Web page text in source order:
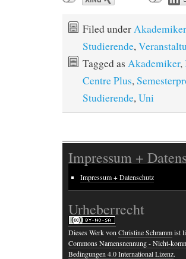
Filed underAkademiker
Studierende,
Tagged as Akademiker,
Centre Plus,
Studierende,Uni
Impressum +
Impressum + Datenschutz
Urheberrecht
Dieses Werk von Christine Schrammist
Commons Namensnennung - Nicht-
Bedingungen 4.0 International Lizenz.